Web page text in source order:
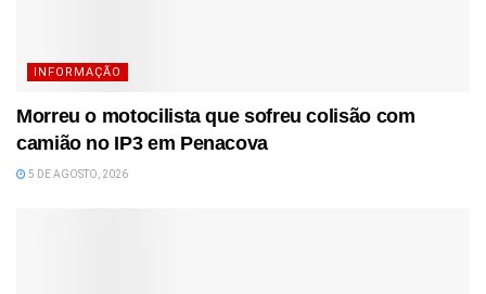
INFORMAÇÃO
Morreu o motocilista que sofreu colisão com
camião no IP3 em Penacova
5 DE AGOSTO, 2026